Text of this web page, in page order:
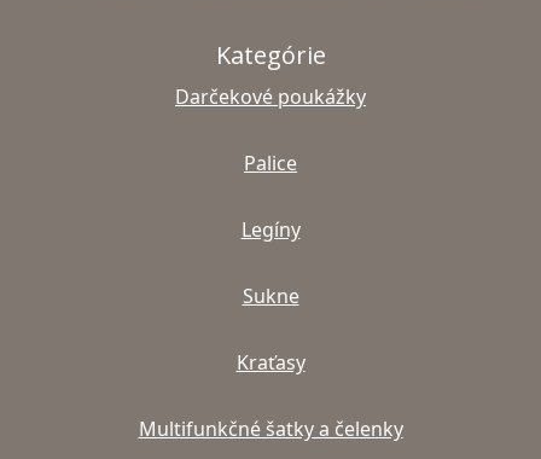
Kategórie
Darčekové poukážky
Palice
Legíny
Sukne
Kraťasy
Multifunkčné šatky a čelenky